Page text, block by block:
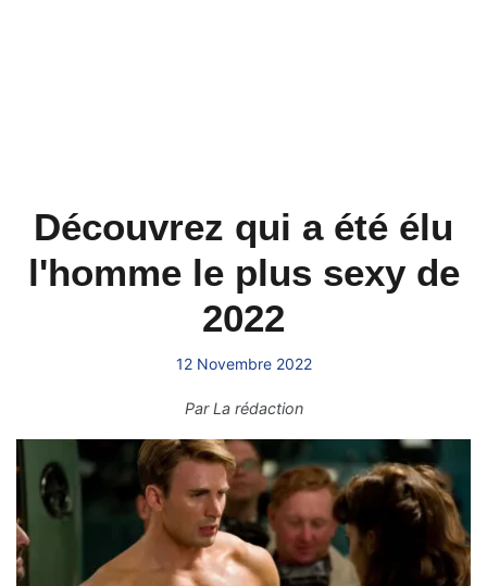
Découvrez qui a été élu
l'homme le plus sexy de
2022
12 Novembre 2022
ParLa rédaction